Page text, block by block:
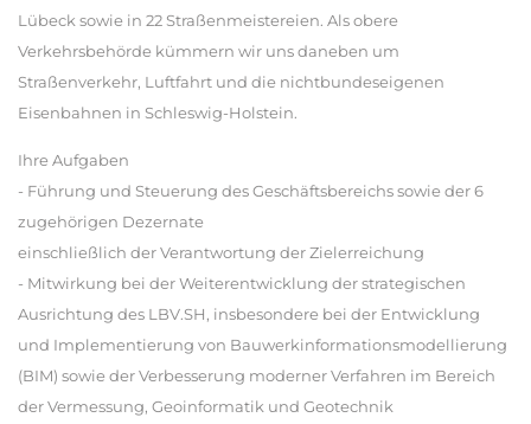
Lübeck sowie in 22 Straßenmeistereien. Als obere
Verkehrsbehörde kümmern wir uns daneben um
Straßenverkehr, Luftfahrt und die nichtbundeseigenen
Eisenbahnen in Schleswig-Holstein.
Ihre Aufgaben
- Führung und Steuerung des Geschäftsbereichs sowie der 6
zugehörigen Dezernate
einschließlich der Verantwortung der Zielerreichung
- Mitwirkung bei der Weiterentwicklung der strategischen
Ausrichtung des LBV.SH, insbesondere bei der Entwicklung
und Implementierung von Bauwerkinformationsmodellierung
(BIM) sowie der Verbesserung moderner Verfahren im Bereich
der Vermessung, Geoinformatik und Geotechnik